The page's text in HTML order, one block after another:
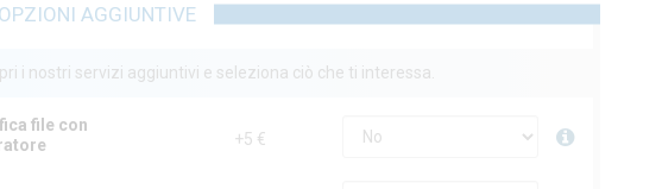
OPZIONI AGGIUNTIVE
i nostri servizi aggiuntivi e seleziona ciò che ti interessa.
file con
+5 €